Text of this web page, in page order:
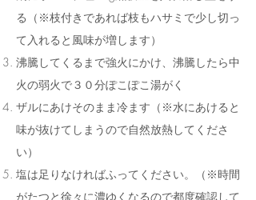
る（※枝付きであれば枝もハサミで少し切っ
て入れると風味が増します）
沸騰してくるまで強火にかけ、沸騰したら中
火の弱火で３０分ぽこぽこ湯がく
ザルにあけそのまま冷ます（※水にあけると
味が抜けてしまうので自然放熱してくださ
い）
塩は足りなければふってください。（※時間
がたつと徐々に濃ゆくなるので都度確認して